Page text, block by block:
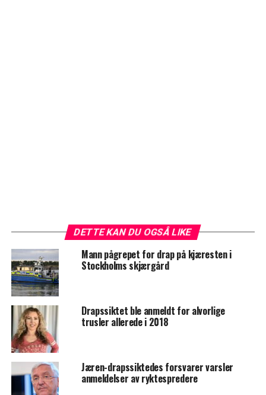
DETTE KAN DU OGSÅ LIKE
Mann pågrepet for drap på kjæresten i
Stockholms skjærgård
Drapssiktet ble anmeldt for alvorlige
trusler allerede i 2018
Jæren-drapssiktedes forsvarer varsler
anmeldelser av ryktespredere